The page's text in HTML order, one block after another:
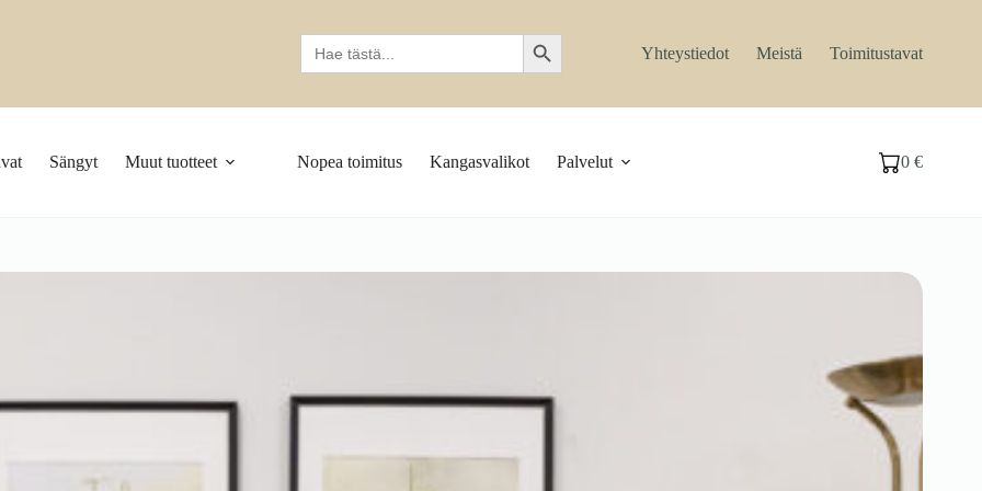
Search
for:
Search Button Yhteystiedot Meistä Toimitustavat
Sängyt Muut tuotteet Nopea toimitus Kangasvalikot Palvelut Ostoskori
0€